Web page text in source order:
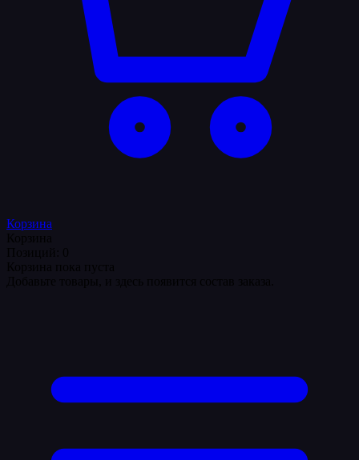
Корзина